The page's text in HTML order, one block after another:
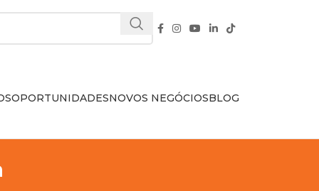
OPORTUNIDADESNOVOS NEGÓCIOSBLOG